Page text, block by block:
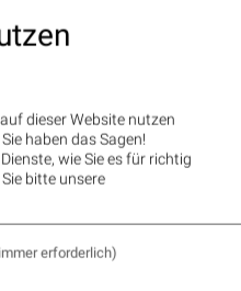
verlierer
YTD, Stand:
dieser Website nutzen
haben das Sagen!
wie Sie es für richtig
bitte unsere
erforderlich)